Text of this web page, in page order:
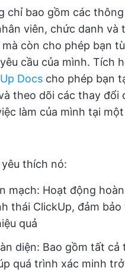
chỉ bao gồm các
viên, chức danh và
còn cho phép bạn
cầu của mình. Tích
Docs cho phép bạn
theo dõi các thay đổi
làm của mình tại
thích nó:
mạch: Hoạt động
thái ClickUp, đảm bảo
quả
diện: Bao gồm tất cả
quá trình xác minh